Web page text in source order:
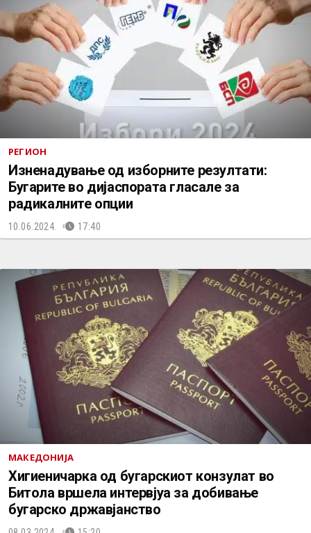
РЕГИОН
Изненадување од изборните резултати:
Бугарите во дијаспората гласале за
радикалните опции
10.06.2024. 17:40
МАКЕДОНИЈА
Хигиеничарка од бугарскиот конзулат во
Битола вршела интервјуа за добивање
бугарско државјанство